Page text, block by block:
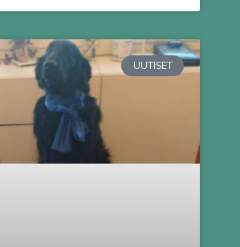
UUTISET